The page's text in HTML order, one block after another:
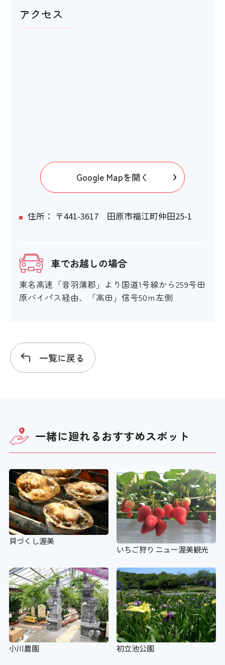
×
エレベーター
×
スロープ
施設出入り口の段差
×
×
設備
アイコンの説明
車いすの貸し出し
×
アクセス
Google Mapを開く
住所： 〒441-3617 田原市福江町仲田25-1
車でお越しの場合
東名高速「音羽蒲郡」より国道1号線から259号田
原バイパス経由、「高田」信号50ｍ左側
一覧に戻る
一緒に廻れるおすすめスポット
貝づくし渥美
いちご狩り ニュー渥美観光
小川農園 初立池公園